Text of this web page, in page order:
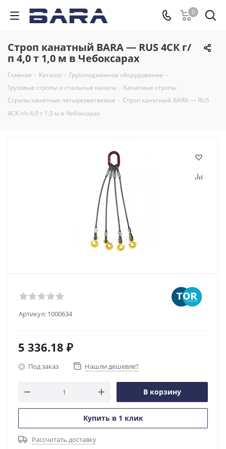
0
Строп канатный BARA — RUS 4СК г/
п 4,0 т 1,0 м в Чебоксарах
Главная - Каталог - Грузоподъемное оборудование -
Грузовые стропы и стальные канаты - Канатные стропы -
Стропы канатные четырехветвевые - Строп канатный BARA — RUS
4СК г/п 4,0 т 1,0 м в Чебоксарах
Артикул: 1000634
5 336.18 ₽
Под заказ Нашли дешевле?
В корзину
Купить в 1 клик
Рассчитать доставку